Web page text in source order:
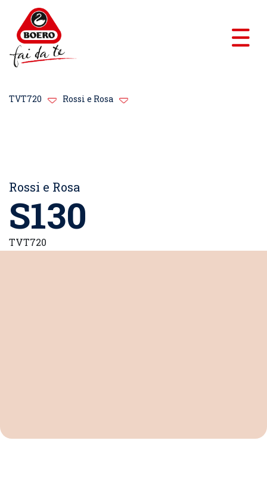
TVT720 Rossi e Rosa
Rossi e Rosa
S130
TVT720